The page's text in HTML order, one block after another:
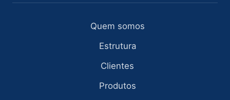
Quem somos
Estrutura
Clientes
Produtos